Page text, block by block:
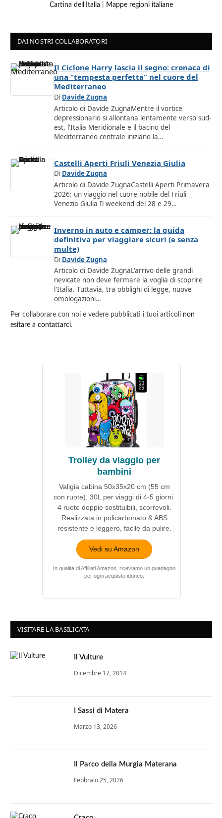
Cartina dell'Italia Mappe regioni italiane
DAI NOSTRI COLLABORATORI
Il Ciclone Harry lascia il segno: cronaca di
una “tempesta perfetta” nel cuore del
Mediterraneo
Di Davide Zugna
Articolo di Davide ZugnaMentre il vortice
depressionario si allontana lentamente verso sud-
est, l'Italia Meridionale e il bacino del
Mediterraneo centrale iniziano la…
Castelli Aperti Friuli Venezia Giulia
Di Davide Zugna
Articolo di Davide ZugnaCastelli Aperti Primavera
2026: un viaggio nel cuore nobile del Friuli
Venezia Giulia Il weekend del 28 e 29…
Inverno in auto e camper: la guida
definitiva per viaggiare sicuri (e senza
multe)
Di Davide Zugna
Articolo di Davide ZugnaL'arrivo delle grandi
nevicate non deve fermare la voglia di scoprire
l'Italia. Tuttavia, tra obblighi di legge, nuove
omologazioni…
Per collaborare con noi e vedere pubblicati i tuoi articoli non
esitare a contattarci.
Trolley da viaggio per
bambini
Valigia cabina 50x35x20 cm (55 cm
con ruote), 30L per viaggi di 4-5 giorni.
4 ruote doppie sostituibili, scorrevoli.
Realizzata in policarbonato & ABS
resistente e leggero, facile da pulire.
Vedi su Amazon
In qualità di Affiliati Amazon, riceviamo un guadagno
per ogni acquisto idoneo.
VISITARE LA BASILICATA
Il Vulture
Dicembre 17, 2014
I Sassi di Matera
Marzo 13, 2026
Il Parco della Murgia Materana
Febbraio 25, 2026